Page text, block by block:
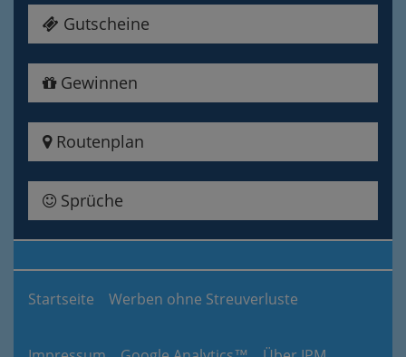
Gutscheine
Gewinnen
Routenplan
Sprüche
Startseite Werben ohne Streuverluste